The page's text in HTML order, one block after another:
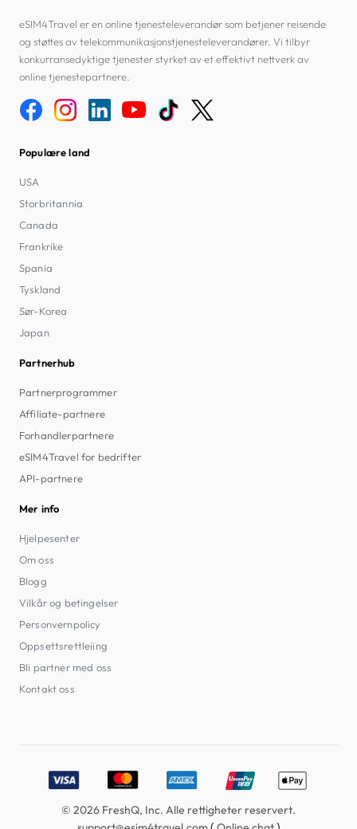
eSIM4Travel er en online tjenesteleverandør som betjener reisende
og støttes av telekommunikasjonstjenesteleverandører. Vi tilbyr
konkurransedyktige tjenester styrket av et effektivt nettverk av
online tjenestepartnere.
Populære land
USA
Storbritannia
Canada
Frankrike
Spania
Tyskland
Sør-Korea
Japan
Partnerhub
Partnerprogrammer
Affiliate-partnere
Forhandlerpartnere
eSIM4Travel for bedrifter
API-partnere
Mer info
Hjelpesenter
Om oss
Blogg
Vilkår og betingelser
Personvernpolicy
Oppsettsrettleiing
Bli partner med oss
Kontakt oss
Accepted payment methods: Visa, MasterCard, American
© 2026 FreshQ, Inc. Alle rettigheter reservert.